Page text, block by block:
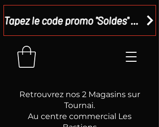
Tapez le code promo "Soldes" dans votre panier et recevez - 15 %
Retrouvrez nos 2 Magasins sur
Tournai.
Au centre commercial Les